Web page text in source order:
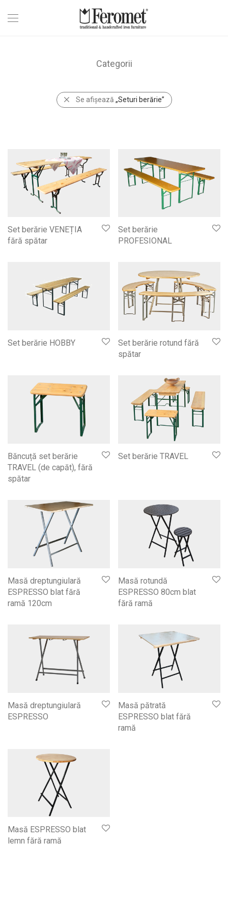
Categorii
Se afișează „Seturi berărie”
Set berărie VENEȚIA
fără spătar
Set berărie
PROFESIONAL
Set berărie HOBBY
Set berărie rotund fără
spătar
Băncuță set berărie
TRAVEL (de capăt), fără
spătar
Set berărie TRAVEL
Masă dreptungiulară
ESPRESSO blat fără
ramă 120cm
Masă rotundă
ESPRESSO 80cm blat
fără ramă
Masă dreptungiulară
ESPRESSO
Masă pătrată
ESPRESSO blat fără
ramă
Masă ESPRESSO blat
lemn fără ramă